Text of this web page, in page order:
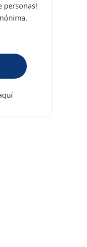
personas!